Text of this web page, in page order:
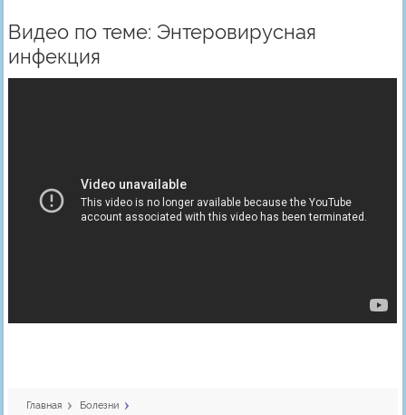
Видео по теме: Энтеровирусная
инфекция
Главная Болезни